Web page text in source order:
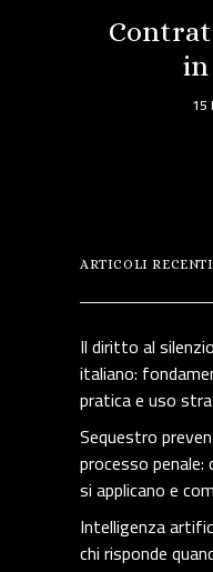
in
15
ARTICOLI RECENTI
Il diritto al
italiano:
pratica e uso
Sequestro
processo
si applicano e
Intelligenza
chi risponde